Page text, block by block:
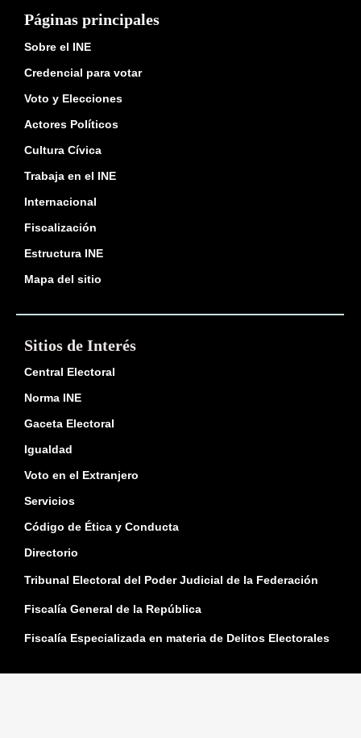
Páginas principales
Sobre el INE
Credencial para votar
Voto y Elecciones
Actores Políticos
Cultura Cívica
Trabaja en el INE
Internacional
Fiscalización
Estructura INE
Mapa del sitio
Sitios de Interés
Central Electoral
Norma INE
Gaceta Electoral
Igualdad
Voto en el Extranjero
Servicios
Código de Ética y Conducta
Directorio
Tribunal Electoral del Poder Judicial de la Federación
Fiscalía General de la República
Fiscalía Especializada en materia de Delitos Electorales